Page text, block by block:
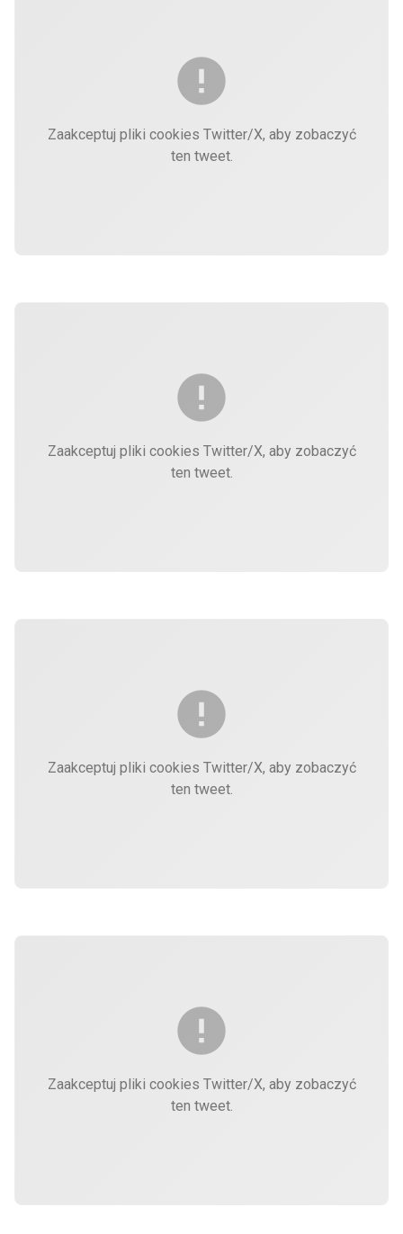
Zaakceptuj pliki cookies Twitter/X, aby zobaczyć
ten tweet.
Zaakceptuj pliki cookies Twitter/X, aby zobaczyć
ten tweet.
Zaakceptuj pliki cookies Twitter/X, aby zobaczyć
ten tweet.
Zaakceptuj pliki cookies Twitter/X, aby zobaczyć
ten tweet.